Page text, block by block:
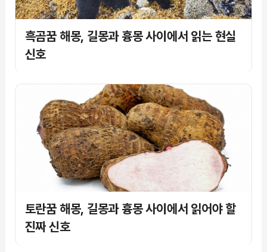
흑곰꿈 해몽, 길몽과 흉몽 사이에서 읽는 현실
신호
토란꿈 해몽, 길몽과 흉몽 사이에서 읽어야 할
진짜 신호